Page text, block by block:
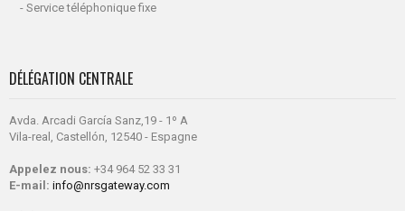
- Service téléphonique fixe
DÉLÉGATION CENTRALE
Avda. Arcadi García Sanz,19 - 1º A
Vila-real, Castellón, 12540 - Espagne
Appelez nous: +34 964 52 33 31
E-mail: info@nrsgateway.com